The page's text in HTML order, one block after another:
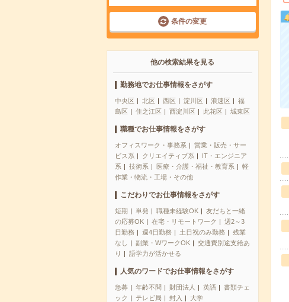
条件の変更
他の検索結果を見る
勤務地でお仕事情報をさがす
中央区 北区 西区 淀川区 浪速区
福
島区
住之江区 西淀川区 此花区 城東区
職種でお仕事情報をさがす
オフィスワーク・事務系
営業・販売・サー
ビス系
クリエイティブ系
IT・エンジニア
系
技術系 医療・介護・福祉・教育系
軽
作業・物流・工場・その他
こだわりでお仕事情報をさがす
短期 単発 職種未経験OK
友だちと一緒
の応募OK
在宅・リモートワーク
週2～3
日勤務
週4日勤務 土日祝のみ勤務
残業
なし
副業・WワークOK
交通費別途支給あ
り
語学力が活かせる
人気のワードでお仕事情報をさがす
急募 年齢不問 財団法人 英語
書類チェ
ック
テレビ局 封入 大学